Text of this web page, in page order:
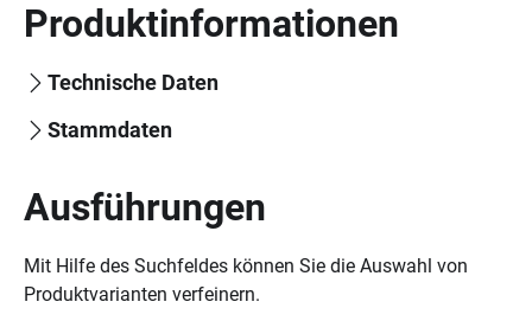
Produktinformationen
Technische Daten
Stammdaten
Ausführungen
Mit Hilfe des Suchfeldes können Sie die Auswahl von
Produktvarianten verfeinern.